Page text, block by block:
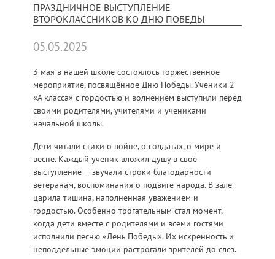
ПРАЗДНИЧНОЕ ВЫСТУПЛЕНИЕ
ВТОРОКЛАССНИКОВ КО ДНЮ ПОБЕДЫ
05.05.2025
3 мая в нашей школе состоялось торжественное
мероприятие, посвящённое Дню Победы. Ученики 2
«А класса» с гордостью и волнением выступили перед
своими родителями, учителями и учениками
начальной школы.
Дети читали стихи о войне, о солдатах, о мире и
весне. Каждый ученик вложил душу в своё
выступление — звучали строки благодарности
ветеранам, воспоминания о подвиге народа. В зале
царила тишина, наполненная уважением и
гордостью. Особенно трогательным стал момент,
когда дети вместе с родителями и всеми гостями
исполнили песню «День Победы». Их искренность и
неподдельные эмоции растрогали зрителей до слёз.